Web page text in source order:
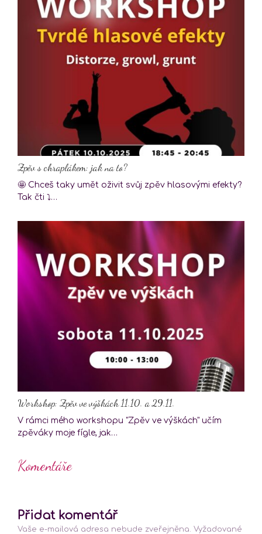
Zpěv s chraplákem: jak na to?
🤩 Chceš taky umět oživit svůj zpěv hlasovými efekty?
Tak čti ⤵️…
Workshop: Zpěv ve výškách 11.10. a 29.11.
V rámci mého workshopu "Zpěv ve výškách" učím
zpěváky moje fígle, jak…
Komentáře
Přidat komentář
Vaše e-mailová adresa nebude zveřejněna. Vyžadované